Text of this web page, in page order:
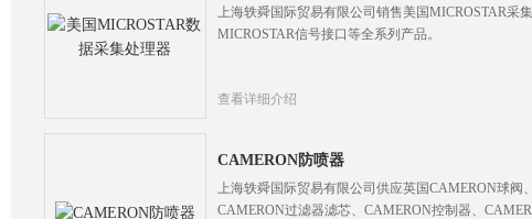
上海轶舜国际贸易有限公司销售美国MICROSTAR采
MICROSTAR信号接口等全系列产品。
查看详细介绍
CAMERON防喷器
上海轶舜国际贸易有限公司供应英国CAMERON球阀
CAMERON过滤器滤芯、CAMERON控制器、